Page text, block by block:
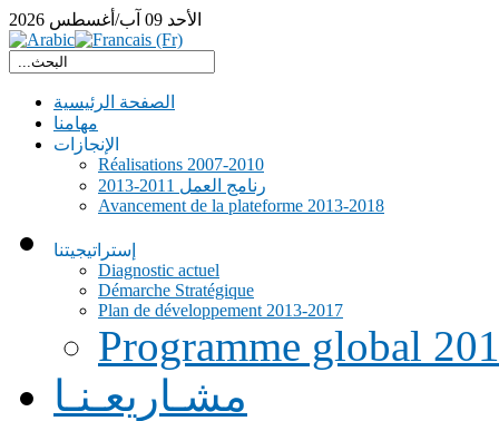
الأحد 09 آب/أغسطس 2026
الصفحة الرئيسية
مهامنا
الإنجازات
Réalisations 2007-2010
رنامج العمل 2011-2013
Avancement de la plateforme 2013-2018
إستراتيجيتنا
Diagnostic actuel
Démarche Stratégique
Plan de développement 2013-2017
Programme global
مشـاريعـنـا